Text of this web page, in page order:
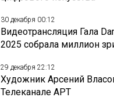
30 декабря 00:12
Видеотрансляция Гала
2025 собрала миллион
29 декабря 22:12
Художник Арсений
Телеканале АРТ